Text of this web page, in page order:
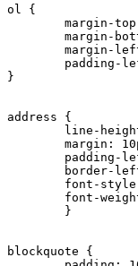
ol {
}
address {
blockquote {